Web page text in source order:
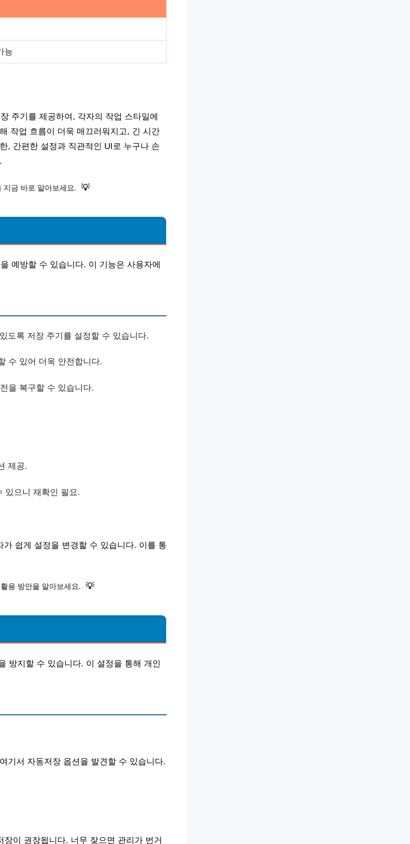
능
주기를 제공하여, 각자의 작업 스타일에
작업 흐름이 더욱 매끄러워지고, 긴 시간
, 간편한 설정과 직관적인 UI로 누구나 손
지금 바로 알아보세요. 💡
예방할 수 있습니다. 이 기능은 사용자에
도록 저장 주기를 설정할 수 있습니다.
수 있어 더욱 안전합니다.
을 복구할 수 있습니다.
제공.
있으니 재확인 필요.
쉽게 설정을 변경할 수 있습니다. 이를 통
용 방안을 알아보세요. 💡
방지할 수 있습니다. 이 설정을 통해 개인
기서 자동저장 옵션을 발견할 수 있습니다.
이 권장됩니다. 너무 잦으면 관리가 번거